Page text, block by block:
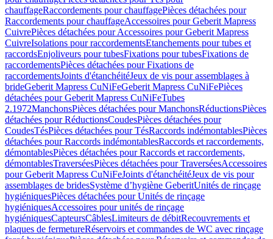
chauffageRaccordements pour chauffagePièces détachées pour
Raccordements pour chauffageAccessoires pour Geberit Mapress
CuivrePièces détachées pour Accessoires pour Geberit Mapress
CuivreIsolations pour raccordementsEtanchements pour tubes et
raccordsEnjoliveurs pour tubesFixations pour tubesFixations de
raccordementsPièces détachées pour Fixations de
raccordementsJoints d'étanchéitéJeux de vis pour assemblages à
brideGeberit Mapress CuNiFeGeberit Mapress CuNiFePièces
détachées pour Geberit Mapress CuNiFeTubes
2.1972ManchonsPièces détachées pour ManchonsRéductionsPièces
détachées pour RéductionsCoudesPièces détachées pour
CoudesTésPièces détachées pour TésRaccords indémontablesPièces
détachées pour Raccords indémontablesRaccords et raccordements,
démontablesPièces détachées pour Raccords et raccordements,
démontablesTraverséesPièces détachées pour TraverséesAccessoires
pour Geberit Mapress CuNiFeJoints d'étanchéitéJeux de vis pour
assemblages de bridesSystème d’hygiène GeberitUnités de rinçage
hygiéniquesPièces détachées pour Unités de rinçage
hygiéniquesAccessoires pour unités de rinçage
hygiéniquesCapteursCâblesLimiteurs de débitRecouvrements et
plaques de fermetureRéservoirs et commandes de WC avec rinçage